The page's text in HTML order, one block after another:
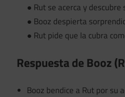
● Rut se acerca y descubre
● Booz despierta
● Rut pide que la cubra
Respuesta de Booz
Booz bendice a Rut por su